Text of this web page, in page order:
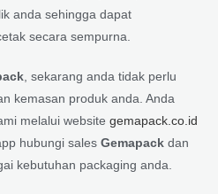
anda sehingga dapat
secara sempurna.
, sekarang anda tidak perlu
kemasan produk anda. Anda
melalui website gemapack.co.id
hubungi sales Gemapack dan
kebutuhan packaging anda.